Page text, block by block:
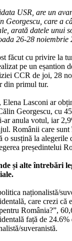
USR, are un
Georgescu, care a
arată datele unui
26-28 noiembrie
făcut cu privire la
pe un eșantion
CCR de joi, 28
din primul tur.
Lasconi ar
Georgescu, cu
ar anula votul, iar
Românii care
o susțină la alegerile
președintelui
și alte întrebări
naționalistă/
care crezi că
România?”,
față de
suveranistă.